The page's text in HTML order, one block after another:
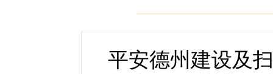
平安德州建设及